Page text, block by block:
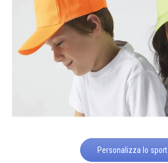
Personalizza lo sport